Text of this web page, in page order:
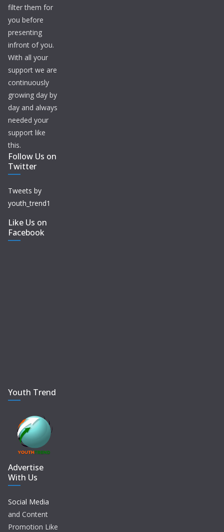
filter them for
you before
presenting
infront of you.
With all your
support we are
continuously
growing day by
day and always
needed your
support like
this.
Follow Us on
Twitter
Tweets by
youth_trend1
Like Us on
Facebook
Youth Trend
Advertise
With Us
Social Media
and Content
Promotion Like